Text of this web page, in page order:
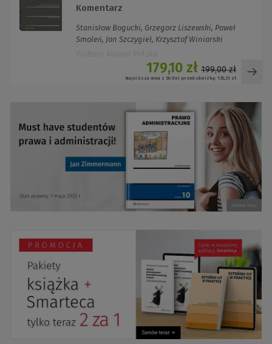
Komentarz
Stanisław Bogucki, Grzegorz Liszewski, Paweł
Smoleń, Jan Szczygieł, Krzysztof Winiarski
179,10 zł
Najniższa cena z 30 dni przed obniżką: 135,31 zł
199,00 zł